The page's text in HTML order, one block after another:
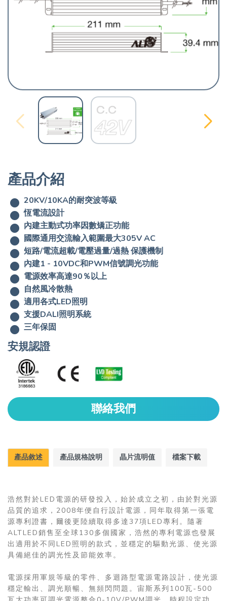
產品介紹
20KV/10KA的耐突波等級
恆電流設計
內建主動式功率因數矯正功能
國際通用交流輸入範圍最大305V AC
短路/電流超載/電壓過量/過熱 保護機制
內建1 - 10VDC和PWM信號調光功能
電源效率高達90％以上
自然風冷散熱
適用各式LED照明
支援DALI照明系統
三年保固
安規認證
聯絡我們
產品敘述 產品規格說明 晶片流明值 檔案下載
浩然對於LED電源的研發投入，始於成立之初，由於對光源
品質的追求，2008年便自行設計電源，同年取得第一張電
源專利證書，爾後更陸續取得多達37項LED專利。隨著
ALTLED銷售至全球130多個國家，浩然的專利電源也發展
出適用於不同LED照明的款式，並穩定的驅動光源、使光源
具備絕佳的調光性及節能效率。
電源採用軍規等級的零件、多迴路型電源電路設計，使光源
穩定輸出、調光順暢、無頻閃問題。宙斯系列100瓦-500